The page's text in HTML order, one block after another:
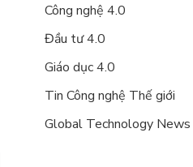
Công nghệ 4.0
Đầu tư 4.0
Giáo dục 4.0
Tin Công nghệ Thế giới
Global Technology News